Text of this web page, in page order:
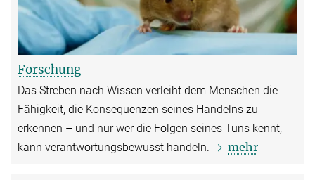
Forschung
Das Streben nach Wissen verleiht dem Menschen die
Fähigkeit, die Konsequenzen seines Handelns zu
erkennen – und nur wer die Folgen seines Tuns kennt,
kann verantwortungsbewusst handeln.
mehr